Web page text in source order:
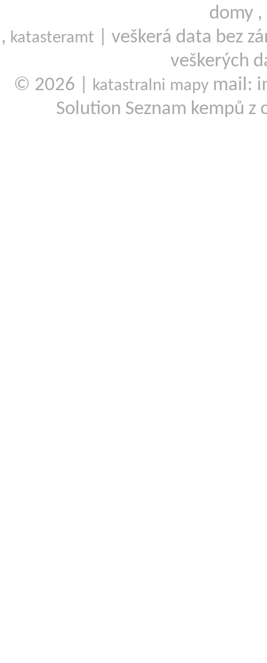
domy ,
, katasteramt
| veškerá data bez
veškerých
© 2026 |
katastralni mapy mail:
Solution Seznam kempů z